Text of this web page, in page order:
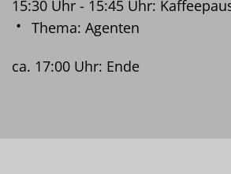
15:30 Uhr - 15:45 Uhr:
Thema: Agenten
ca. 17:00 Uhr: Ende